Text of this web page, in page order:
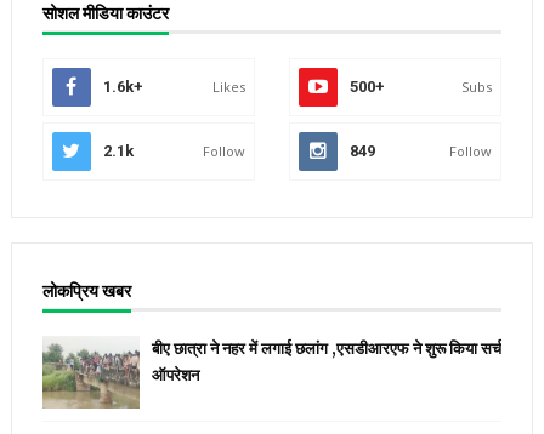
सोशल मीडिया काउंटर
1.6k+ Likes 500+ Subs
2.1k Follow 849 Follow
लोकप्रिय खबर
बीए छात्रा ने नहर में लगाई छलांग ,एसडीआरएफ ने शुरू किया सर्च
ऑपरेशन